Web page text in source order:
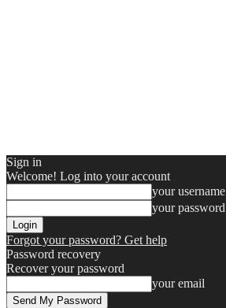
Sign in
Welcome! Log into your account
your username
your password
Forgot your password? Get help
Password recovery
Recover your password
your email